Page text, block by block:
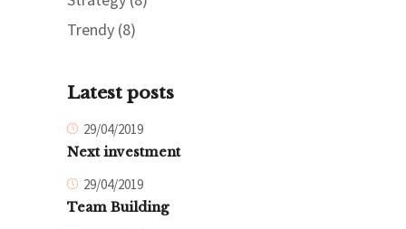
Trendy (8)
Latest posts
29/04/2019
Next investment
29/04/2019
Team Building